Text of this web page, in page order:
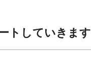
トしていきます